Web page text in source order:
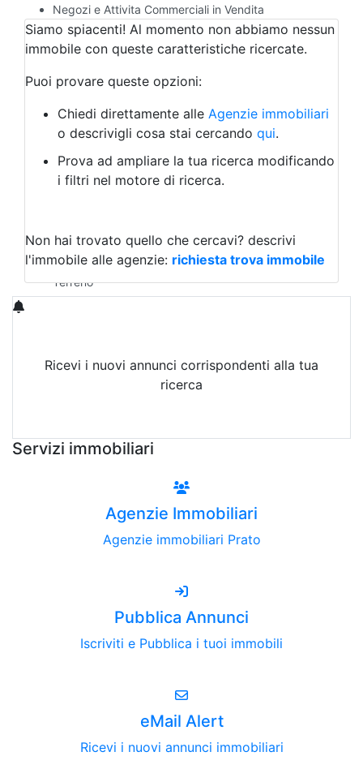
Negozi e Attivita Commerciali in Vendita
Qualsiasi
Attività/Licenza Commerciale
Azienda Agricola
Bar/Ristorante
Albergo
Laboratorio Artigianale
Negozio/locale commerciale
Agriturismo
Magazzini
Qualsiasi
Terreno edificabile
Terreno
Siamo spiacenti! Al momento non abbiamo nessun
immobile con queste caratteristiche ricercate.
Puoi provare queste opzioni:
Chiedi direttamente alle Agenzie immobiliari
o descrivigli cosa stai cercando qui.
Prova ad ampliare la tua ricerca modificando
i filtri nel motore di ricerca.
Non hai trovato quello che cercavi? descrivi
l'immobile alle agenzie: richiesta trova immobile
Ricevi i nuovi annunci corrispondenti alla tua
ricerca
Servizi immobiliari
Agenzie Immobiliari
Agenzie immobiliari Prato
Pubblica Annunci
Iscriviti e Pubblica i tuoi immobili
eMail Alert
Ricevi i nuovi annunci immobiliari